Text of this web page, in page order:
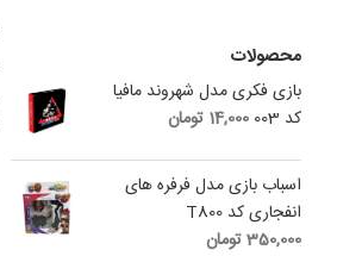
محصولات
بازی فکری مدل شهروند مافیا
کد 003
14,000 تومان
اسباب بازی مدل فرفره های
انفجاری کد T800
350,000تومان